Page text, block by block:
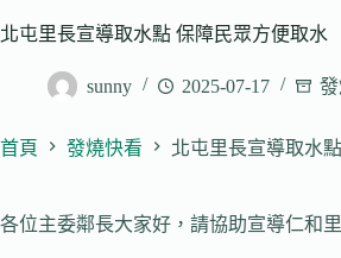
北屯里長宣導取水點 保障民眾方便取水
sunny 2025-07-17
首頁 發燒快看 北屯里長宣導取水
各位主委鄰長大家好，請協助宣導仁和